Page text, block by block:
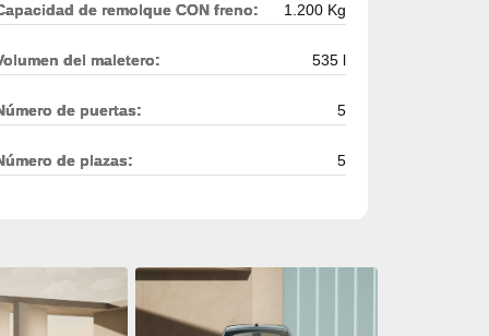
de remolque CON freno: 1.200 Kg
del maletero: 535 l
de puertas: 5
de plazas: 5